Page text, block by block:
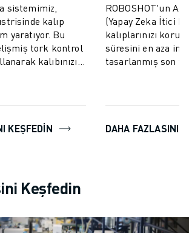
sistemimiz,
kalıp
yaratıyor. Bu
tork kontrol
kalıbınızı
KEŞFEDİN
ROBOSHOT'un
(Yapay Zeka İtici
kalıplarınızı
süresini en aza
tasarlanmış son
DAHA FAZLASINI
Keşfedin